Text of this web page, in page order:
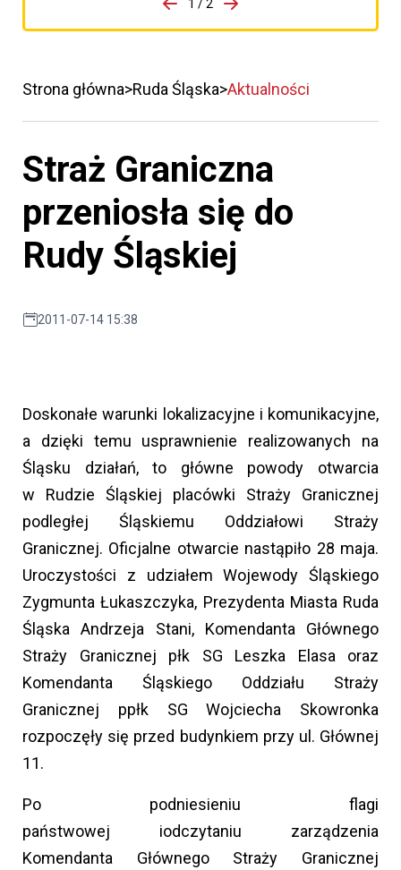
1 / 2
Przejdź do następnego
Strona główna Ruda Śląska Aktualności
Straż Graniczna
przeniosła się do
Rudy Śląskiej
2011-07-14 15:38
Doskonałe warunki lokalizacyjne i komunikacyjne,
a dzięki temu usprawnienie realizowanych na
Śląsku działań, to główne powody otwarcia
w Rudzie Śląskiej placówki Straży Granicznej
podległej Śląskiemu Oddziałowi Straży
Granicznej. Oficjalne otwarcie nastąpiło 28 maja.
Uroczystości z udziałem Wojewody Śląskiego
Zygmunta Łukaszczyka, Prezydenta Miasta Ruda
Śląska Andrzeja Stani, Komendanta Głównego
Straży Granicznej płk SG Leszka Elasa oraz
Komendanta Śląskiego Oddziału Straży
Granicznej ppłk SG Wojciecha Skowronka
rozpoczęły się przed budynkiem przy ul. Głównej
11.
Po podniesieniu flagi
państwowej iodczytaniu zarządzenia
Komendanta Głównego Straży Granicznej